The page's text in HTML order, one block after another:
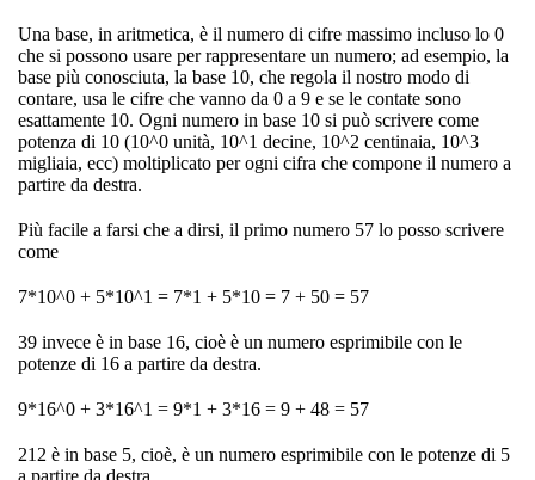
Una base, in aritmetica, è il numero di cifre massimo incluso lo 0
che si possono usare per rappresentare un numero; ad esempio, la
base più conosciuta, la base 10, che regola il nostro modo di
contare, usa le cifre che vanno da 0 a 9 e se le contate sono
esattamente 10. Ogni numero in base 10 si può scrivere come
potenza di 10 (10^0 unità, 10^1 decine, 10^2 centinaia, 10^3
migliaia, ecc) moltiplicato per ogni cifra che compone il numero a
partire da destra.
Più facile a farsi che a dirsi, il primo numero 57 lo posso scrivere
come
7*10^0 + 5*10^1 = 7*1 + 5*10 = 7 + 50 = 57
39 invece è in base 16, cioè è un numero esprimibile con le
potenze di 16 a partire da destra.
9*16^0 + 3*16^1 = 9*1 + 3*16 = 9 + 48 = 57
212 è in base 5, cioè, è un numero esprimibile con le potenze di 5
a partire da destra.